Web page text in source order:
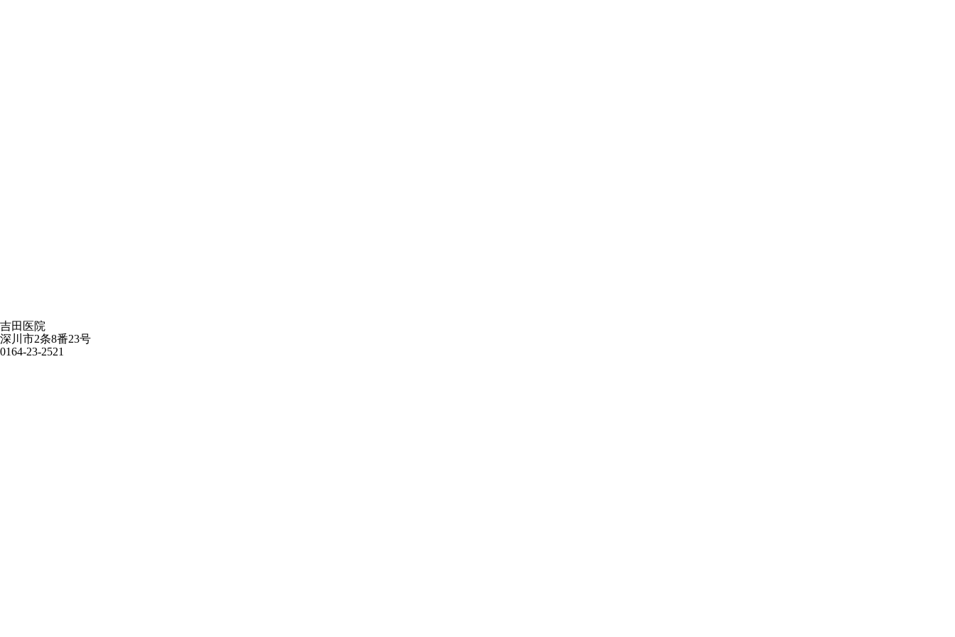
吉田医院
深川市2条8番23号
0164-23-2521